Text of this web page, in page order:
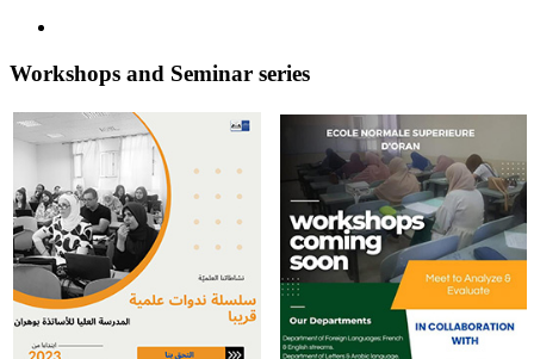
Workshops and Seminar series